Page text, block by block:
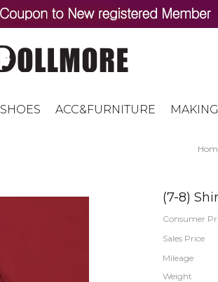
SHOES ACC&FURNITURE
(7-8)
Consumer
Sales Price
Mileage
Weight